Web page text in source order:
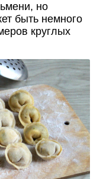
но
быть немного
круглых